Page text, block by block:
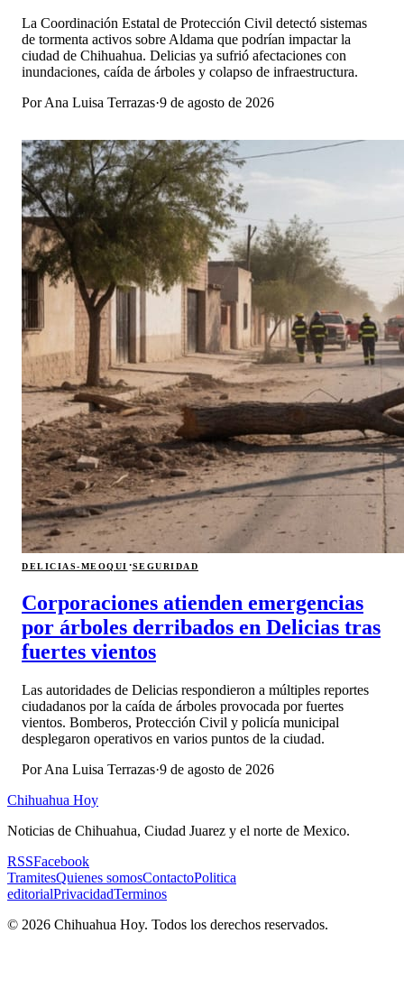
La Coordinación Estatal de Protección Civil detectó sistemas
de tormenta activos sobre Aldama que podrían impactar la
ciudad de Chihuahua. Delicias ya sufrió afectaciones con
inundaciones, caída de árboles y colapso de infraestructura.
PorAna Luisa Terrazas·9 de agosto de 2026
DELICIAS-MEOQUI ·SEGURIDAD
Corporaciones atienden emergencias
por árboles derribados en Delicias tras
fuertes vientos
Las autoridades de Delicias respondieron a múltiples reportes
ciudadanos por la caída de árboles provocada por fuertes
vientos. Bomberos, Protección Civil y policía municipal
desplegaron operativos en varios puntos de la ciudad.
PorAna Luisa Terrazas·9 de agosto de 2026
Chihuahua Hoy
Noticias de Chihuahua, Ciudad Juarez y el norte de Mexico.
RSSFacebook
TramitesQuienes somosContactoPolitica
editorialPrivacidadTerminos
© 2026 Chihuahua Hoy. Todos los derechos reservados.